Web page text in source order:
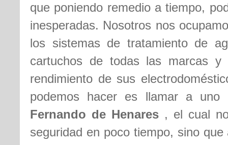
que poniendo remedio a tiempo,
inesperadas. Nosotros nos
los sistemas de tratamiento de
cartuchos de todas las marcas
rendimiento de sus
podemos hacer es llamar a
Fernando de Henares , el cual
seguridad en poco tiempo, sino